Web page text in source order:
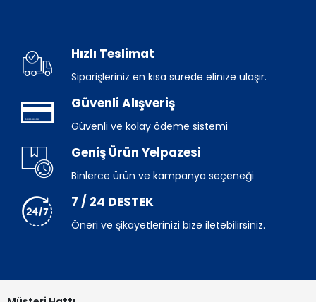
Hızlı Teslimat
Siparişleriniz en kısa sürede elinize ulaşır.
Güvenli Alışveriş
Güvenli ve kolay ödeme sistemi
Geniş Ürün Yelpazesi
Binlerce ürün ve kampanya seçeneği
7 / 24 DESTEK
Öneri ve şikayetlerinizi bize iletebilirsiniz.